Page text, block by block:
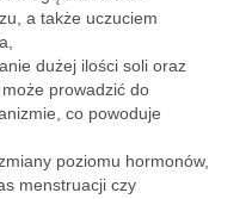
a także uczuciem
dużej ilości soli oraz
prowadzić do
co powoduje
poziomu hormonów,
menstruacji czy